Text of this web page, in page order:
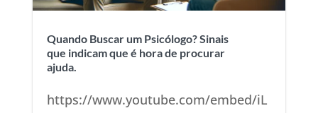
Quando Buscar um Psicólogo? Sinais
que indicam que é hora de procurar
ajuda.
https://www.youtube.com/embed/iL